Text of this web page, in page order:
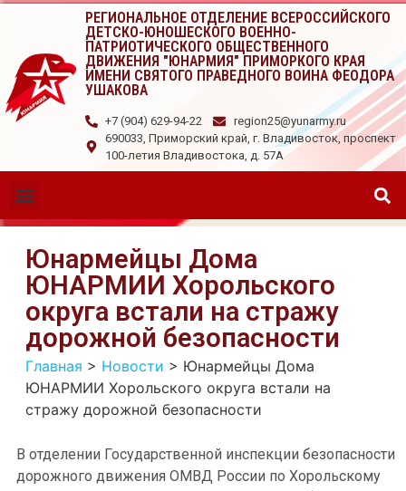
РЕГИОНАЛЬНОЕ ОТДЕЛЕНИЕ ВСЕРОССИЙСКОГО
ДЕТСКО-ЮНОШЕСКОГО ВОЕННО-
ПАТРИОТИЧЕСКОГО ОБЩЕСТВЕННОГО
ДВИЖЕНИЯ "ЮНАРМИЯ" ПРИМОРКОГО КРАЯ
ИМЕНИ СВЯТОГО ПРАВЕДНОГО ВОИНА ФЕОДОРА
УШАКОВА
+7 (904) 629-94-22
region25@yunarmy.ru
690033, Приморский край, г. Владивосток, проспект
100-летия Владивостока, д. 57А
Юнармейцы Дома
ЮНАРМИИ Хорольского
округа встали на стражу
дорожной безопасности
Главная > Новости > Юнармейцы Дома
ЮНАРМИИ Хорольского округа встали на
стражу дорожной безопасности
В отделении Государственной инспекции безопасности
дорожного движения ОМВД России по Хорольскому